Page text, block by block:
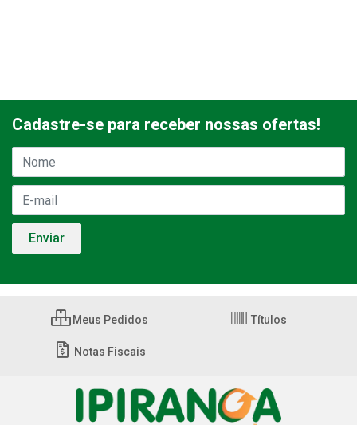
Cadastre-se para receber nossas ofertas!
Meus Pedidos Títulos
Notas Fiscais